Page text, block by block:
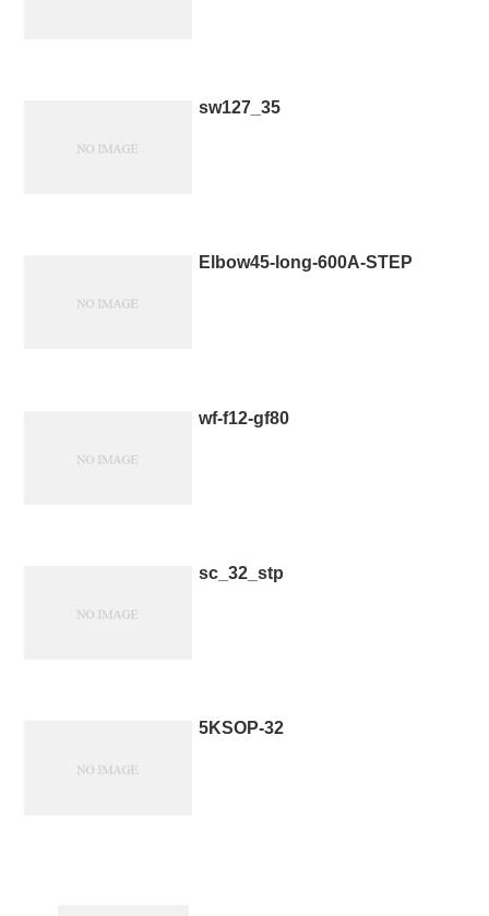
sw127_35
Elbow45-long-600A-STEP
wf-f12-gf80
sc_32_stp
5KSOP-32